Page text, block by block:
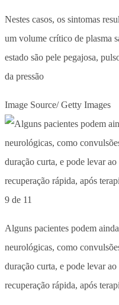
Nestes casos, os sintomas
um volume crítico de plasma
estado são pele pegajosa,
da pressão
Image Source/ Getty Images
9 de 11
Alguns pacientes podem
neurológicas, como
duração curta, e pode levar
recuperação rápida, após